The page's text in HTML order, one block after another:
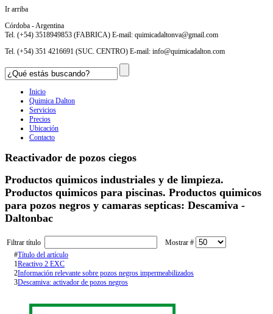
Ir arriba
Córdoba - Argentina
Tel. (+54) 3518949853 (FABRICA) E-mail: quimicadaltonva@gmail.com
Tel. (+54) 351 4216691 (SUC. CENTRO) E-mail: info@quimicadalton.com
Inicio
Quimica Dalton
Servicios
Precios
Ubicación
Contacto
Reactivador de pozos ciegos
Productos quimicos industriales y de limpieza.
Productos quimicos para piscinas. Productos quimicos
para pozos negros y camaras septicas: Descamiva -
Daltonbac
Filtrar título
Mostrar #
#Título del artículo
1Reactivo 2 EXC
2Información relevante sobre pozos negros impermeabilizados
3Descamiva: activador de pozos negros